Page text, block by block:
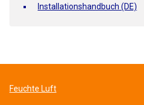
Installationshandbuch (DE)
Feuchte Luft